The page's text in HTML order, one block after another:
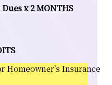
x 2 MONTHS
Homeowner’s Insurance